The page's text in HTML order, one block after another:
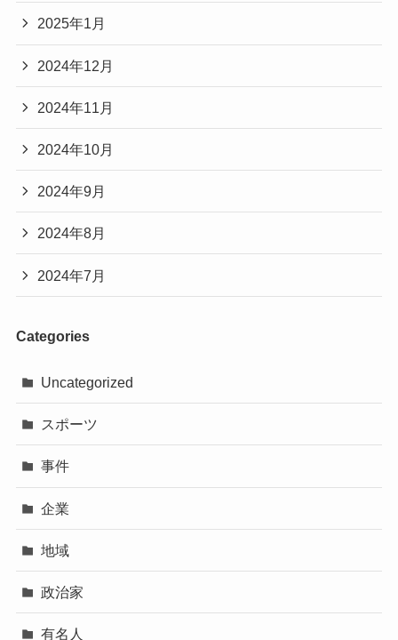
2025年1月
2024年12月
2024年11月
2024年10月
2024年9月
2024年8月
2024年7月
Categories
Uncategorized
スポーツ
事件
企業
地域
政治家
有名人